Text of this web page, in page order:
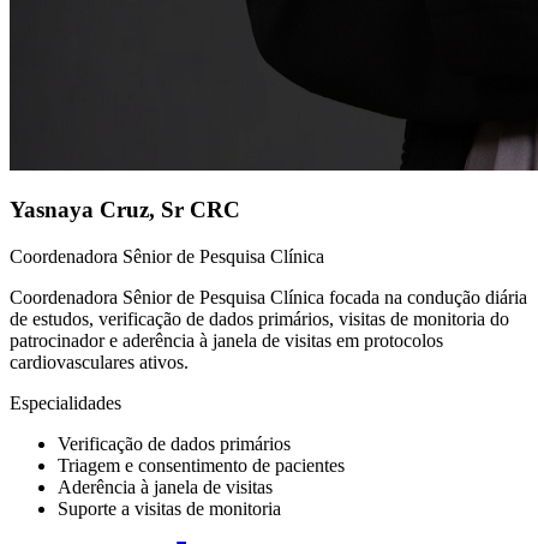
Yasnaya Cruz, Sr CRC
Coordenadora Sênior de Pesquisa Clínica
Coordenadora Sênior de Pesquisa Clínica focada na condução diária
de estudos, verificação de dados primários, visitas de monitoria do
patrocinador e aderência à janela de visitas em protocolos
cardiovasculares ativos.
Especialidades
Verificação de dados primários
Triagem e consentimento de pacientes
Aderência à janela de visitas
Suporte a visitas de monitoria